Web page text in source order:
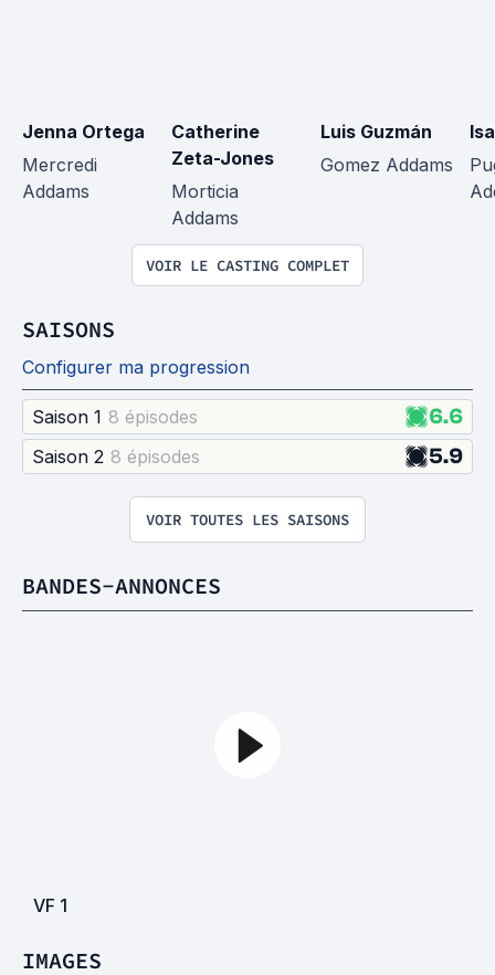
Jenna Ortega
Mercredi
Addams
Catherine
Zeta-Jones
Morticia
Addams
Luis Guzmán
Gomez Addams
VOIR LE CASTING COMPLET
SAISONS
Configurer ma progression
Saison 1 8 épisodes 6.6
Saison 2 8 épisodes 5.9
VOIR TOUTES LES SAISONS
BANDES-ANNONCES
VF 1
IMAGES